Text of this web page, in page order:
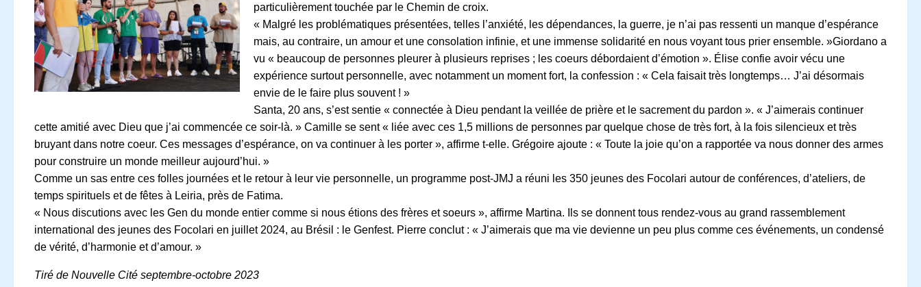
particulièrement touchée par le Chemin de croix.
« Malgré les problématiques présentées, telles l’anxiété, les dépendances, la guerre, je n’ai pas ressenti un manque d’espérance
mais, au contraire, un amour et une consolation infinie, et une immense solidarité en nous voyant tous prier ensemble. »Giordano a
vu « beaucoup de personnes pleurer à plusieurs reprises ; les coeurs débordaient d’émotion ». Élise confie avoir vécu une
expérience surtout personnelle, avec notamment un moment fort, la confession : « Cela faisait très longtemps… J’ai désormais
envie de le faire plus souvent ! »
Santa, 20 ans, s’est sentie « connectée à Dieu pendant la veillée de prière et le sacrement du pardon ». « J’aimerais continuer
cette amitié avec Dieu que j’ai commencée ce soir-là. » Camille se sent « liée avec ces 1,5 millions de personnes par quelque chose de très fort, à la fois silencieux et très
bruyant dans notre coeur. Ces messages d’espérance, on va continuer à les porter », affirme t-elle. Grégoire ajoute : « Toute la joie qu’on a rapportée va nous donner des armes
pour construire un monde meilleur aujourd’hui. »
Comme un sas entre ces folles journées et le retour à leur vie personnelle, un programme post-JMJ a réuni les 350 jeunes des Focolari autour de conférences, d’ateliers, de
temps spirituels et de fêtes à Leiria, près de Fatima.
« Nous discutions avec les Gen du monde entier comme si nous étions des frères et soeurs », affirme Martina. Ils se donnent tous rendez-vous au grand rassemblement
international des jeunes des Focolari en juillet 2024, au Brésil : le Genfest. Pierre conclut : « J’aimerais que ma vie devienne un peu plus comme ces événements, un condensé
de vérité, d’harmonie et d’amour. »
Tiré de Nouvelle Cité septembre-octobre 2023